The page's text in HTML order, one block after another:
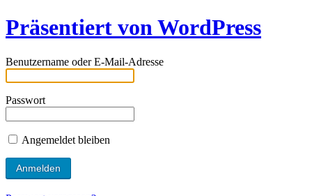
Präsentiert von WordPress
Benutzername oder E-Mail-Adresse
Passwort
Angemeldet bleiben